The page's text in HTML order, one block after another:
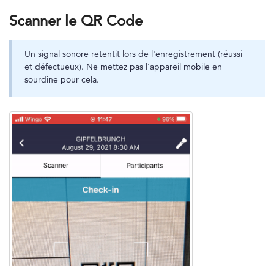
Scanner le QR Code
Un signal sonore retentit lors de l'enregistrement (réussi
et défectueux). Ne mettez pas l'appareil mobile en
sourdine pour cela.